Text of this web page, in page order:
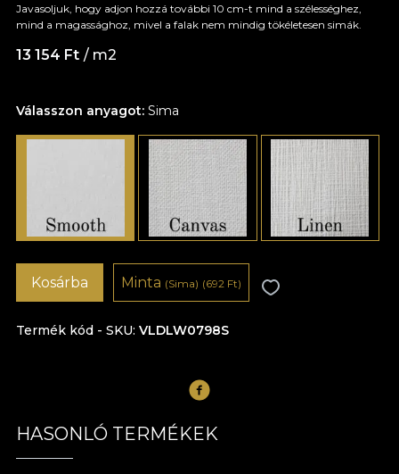
Válasszon anyagot: Sima
Javasoljuk, hogy adjon hozzá további 10 cm-t mind a szélességhez,
mind a magassághoz, mivel a falak nem mindig tökéletesen simák.
13 154 Ft / m2
Termék kód - SKU VLDLW0798S
Kosárba Minta (Sima) (692 Ft)
HASONLÓ TERMÉKEK